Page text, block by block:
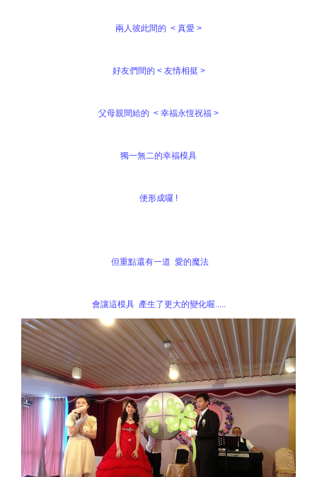
兩人彼此間的 < 真愛 >
好友們間的 < 友情相挺 >
父母親間給的 < 幸福永恆祝福 >
獨一無二的幸福模具
便形成囉 !
但重點還有一道 愛的魔法
會讓這模具 產生了更大的變化喔.....